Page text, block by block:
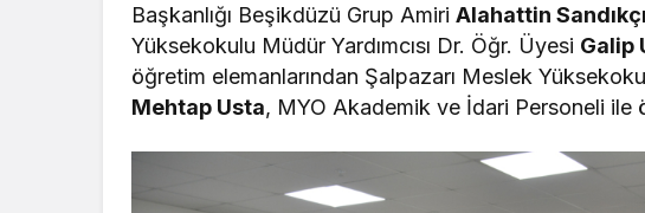
Başkanlığı Beşikdüzü Grup AmiriAlahattin Sandıkçı
Yüksekokulu Müdür Yardımcısı Dr. Öğr. Üyesi Galip
öğretim elemanlarından Şalpazarı Meslek
Mehtap Usta, MYO Akademik ve İdari Personeli ile